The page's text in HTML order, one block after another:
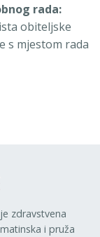
rada:
obiteljske
s mjestom rada
zdravstvena
i pruža